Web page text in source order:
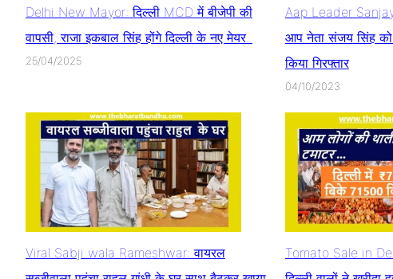
Delhi New Mayor: दिल्ली MCD में बीजेपी की
वापसी, राजा इकबाल सिंह होंगे दिल्ली के नए मेयर..
25/04/2025
Aap Leader
आप नेता संजय सिंह को
किया गिरफ्तार
04/10/2023
Viral Sabji wala Rameshwar: वायरल
Tomato Sale in